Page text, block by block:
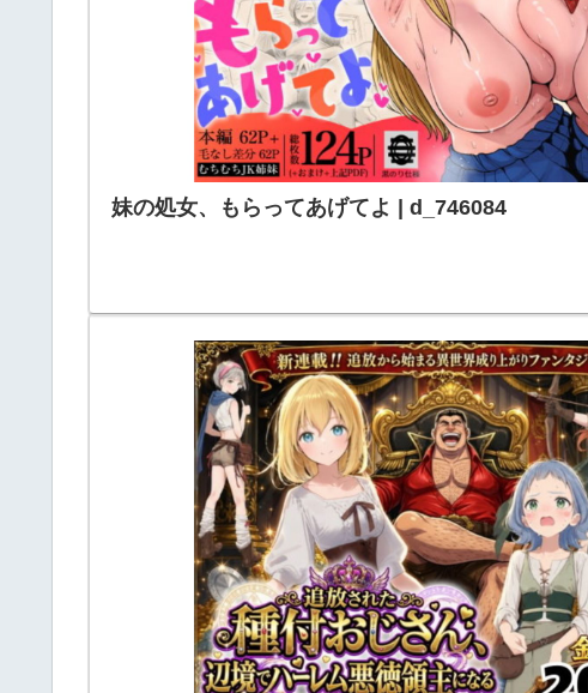
妹の処女、もらってあげてよ | d_746084